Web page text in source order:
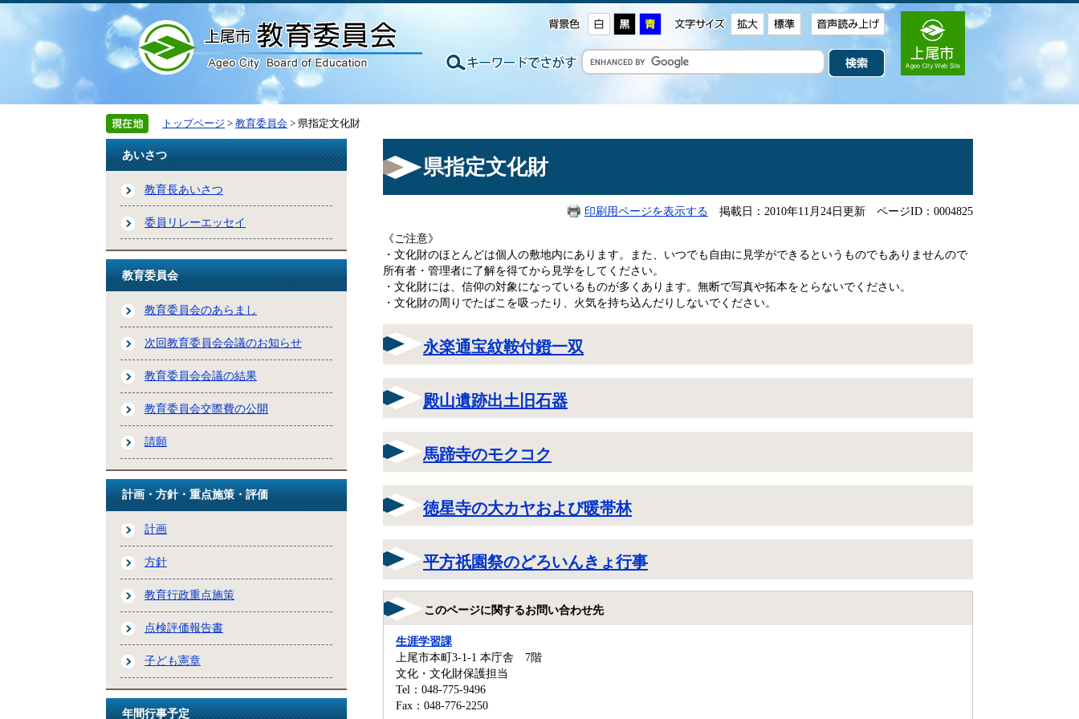
トップページ > 教育委員会 > 県指定文化財
あいさつ
教育長あいさつ
委員リレーエッセイ
教育委員会
教育委員会のあらまし
次回教育委員会会議のお知らせ
教育委員会会議の結果
教育委員会交際費の公開
請願
計画・方針・重点施策・評価
計画
方針
教育行政重点施策
点検評価報告書
子ども憲章
年間行事予定
県指定文化財
印刷用ページを表示する 掲載日：2010年11月24日更新 ページID：0004825
《ご注意》
・文化財のほとんどは個人の敷地内にあります。また、いつでも自由に見学ができるというものでもありませんので
所有者・管理者に了解を得てから見学をしてください。
・文化財には、信仰の対象になっているものが多くあります。無断で写真や拓本をとらないでください。
・文化財の周りでたばこを吸ったり、火気を持ち込んだりしないでください。
永楽通宝紋鞍付鐙一双
殿山遺跡出土旧石器
馬蹄寺のモクコク
徳星寺の大カヤおよび暖帯林
平方祇園祭のどろいんきょ行事
このページに関するお問い合わせ先
生涯学習課
上尾市本町3-1-1 本庁舎 7階
文化・文化財保護担当
Tel：048-775-9496
Fax：048-776-2250